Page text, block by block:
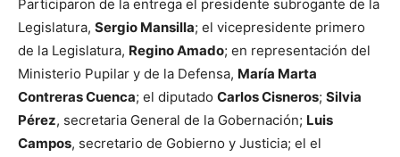
Participaron de la entrega el presidente subrogante de la
Legislatura, Sergio Mansilla; el vicepresidente primero
de la Legislatura, Regino Amado; en representación del
Ministerio Pupilar y de la Defensa, María Marta
Contreras Cuenca; el diputado Carlos Cisneros; Silvia
Pérez, secretaria General de la Gobernación; Luis
Campos, secretario de Gobierno y Justicia; el el